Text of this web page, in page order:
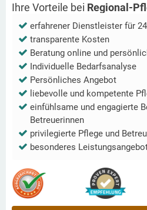
Ihre Vorteile bei Regional-
erfahrener Dienstleister für
transparente Kosten
Beratung online und
Individuelle Bedarfsanalyse
Persönliches Angebot
liebevolle und kompetente
einfühlsame und engagierte
Betreuerinnen
privilegierte Pflege und
besonderes